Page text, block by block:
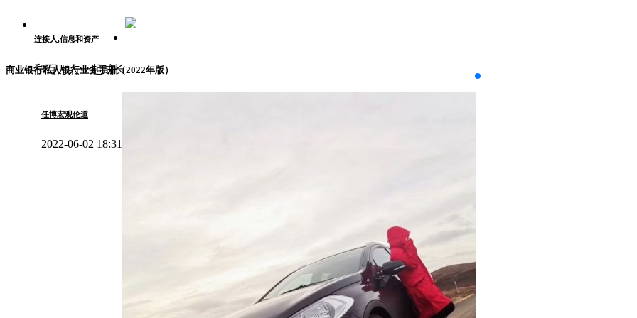
连接人,信息和资产
和百万人一起成长
商业银行私人银行业务手册（2022年版）
任博宏观伦道
2022-06-02 18:31